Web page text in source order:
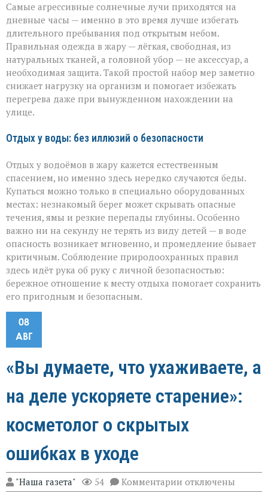
Самые агрессивные солнечные лучи приходятся на
дневные часы — именно в это время лучше избегать
длительного пребывания под открытым небом.
Правильная одежда в жару — лёгкая, свободная, из
натуральных тканей, а головной убор — не аксессуар, а
необходимая защита. Такой простой набор мер заметно
снижает нагрузку на организм и помогает избежать
перегрева даже при вынужденном нахождении на
улице.
Отдых у воды: без иллюзий о безопасности
Отдых у водоёмов в жару кажется естественным
спасением, но именно здесь нередко случаются беды.
Купаться можно только в специально оборудованных
местах: незнакомый берег может скрывать опасные
течения, ямы и резкие перепады глубины. Особенно
важно ни на секунду не терять из виду детей — в воде
опасность возникает мгновенно, и промедление бывает
критичным. Соблюдение природоохранных правил
здесь идёт рука об руку с личной безопасностью:
бережное отношение к месту отдыха помогает сохранить
его пригодным и безопасным.
08
АВГ
«Вы думаете, что ухаживаете, а
на деле ускоряете старение»:
косметолог о скрытых
ошибках в уходе
"Наша газета" 54 Комментарии к
записи
отключены